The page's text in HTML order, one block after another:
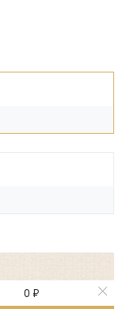
0 ₽